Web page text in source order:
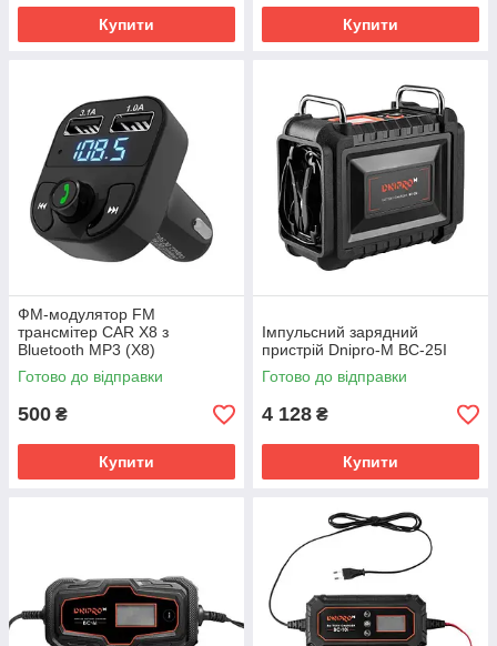
Купити Купити
ФМ-модулятор FM
трансмітер CAR X8 з
Bluetooth MP3 (X8)
Готово до відправки
500 ₴
Купити
Імпульсний зарядний
пристрій Dnipro-M BC-25I
Готово до відправки
4 128 ₴
Купити